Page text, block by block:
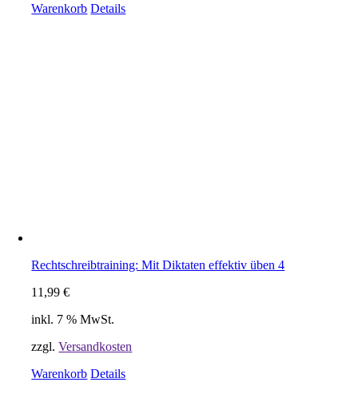
Warenkorb Details
Rechtschreibtraining: Mit Diktaten effektiv üben 4
11,99€
inkl. 7 % MwSt.
zzgl.Versandkosten
Warenkorb Details